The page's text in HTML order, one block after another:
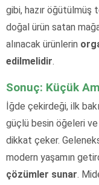
gibi, hazır öğütülmüş
doğal ürün satan
alınacak ürünlerin
edilmelidir.
Sonuç: Küçük
İğde çekirdeği, ilk
güçlü besin öğeleri
dikkat çeker.
modern yaşamın
çözümler sunar.